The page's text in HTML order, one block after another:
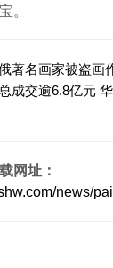
。
著名画家被盗画
总成交逾6.8亿元
网址：
news/